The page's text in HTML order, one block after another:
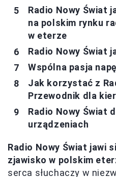
Radio Nowy Świat
na polskim rynku
w eterze
Radio Nowy Świat
Wspólna pasja
Jak korzystać z
Przewodnik dla
Radio Nowy Świat
urządzeniach
Radio Nowy Świat jawi
zjawisko w polskim
serca słuchaczy w